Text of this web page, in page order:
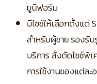
ยูนิฟอร์ม
มีไซซ์ให้เลือกตั้งแต่
สำหรับผู้ชาย รองรั
บริการ สั่งตัดไซซ์พิ
การใช้งานของแต่ล